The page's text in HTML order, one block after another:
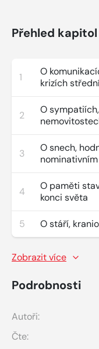
Přehled kapitol
1
O
krizích
2
O
3
O snech,
4
O paměti
konci světa
5 O stáří,
Zobrazit více
Podrobnosti
Autoři:
Čte: